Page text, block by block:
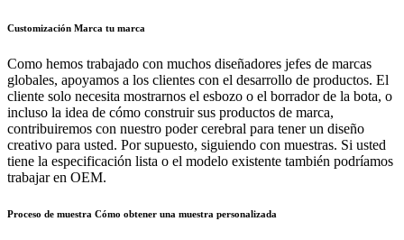
Customización Marca tu marca
Como hemos trabajado con muchos diseñadores jefes de marcas
globales, apoyamos a los clientes con el desarrollo de productos. El
cliente solo necesita mostrarnos el esbozo o el borrador de la bota, o
incluso la idea de cómo construir sus productos de marca,
contribuiremos con nuestro poder cerebral para tener un diseño
creativo para usted. Por supuesto, siguiendo con muestras. Si usted
tiene la especificación lista o el modelo existente también podríamos
trabajar en OEM.
Proceso de muestra Cómo obtener una muestra personalizada